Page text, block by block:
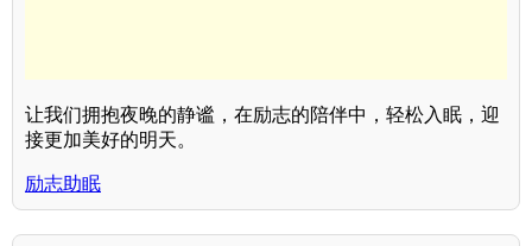
让我们拥抱夜晚的静谧，在励志的陪伴中，轻松入眠，迎
接更加美好的明天。
励志助眠